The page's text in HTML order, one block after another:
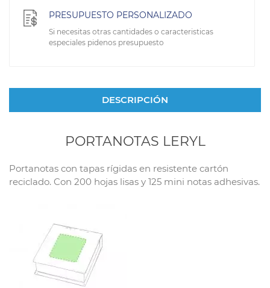
PRESUPUESTO PERSONALIZADO
Si necesitas otras cantidades o caracteristicas
especiales pidenos presupuesto
DESCRIPCIÓN
PORTANOTAS LERYL
Portanotas con tapas rígidas en resistente cartón
reciclado. Con 200 hojas lisas y 125 mini notas adhesivas.